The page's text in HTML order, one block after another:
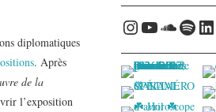
diplomatiques
. Après
de la
l’exposition
Instagram
YouTube